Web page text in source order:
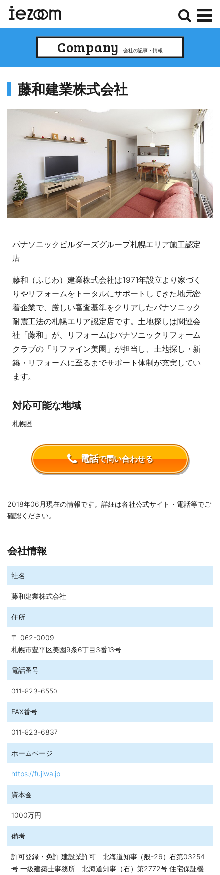
ュ
Company 会社の記事・情報
藤和建業株式会社
パナソニックビルダーズグループ札幌エリア施工認定
店
藤和（ふじわ）建業株式会社は1971年設立より家づく
りやリフォームをトータルにサポートしてきた地元密
着企業で、厳しい審査基準をクリアしたパナソニック
耐震工法の札幌エリア認定店です。土地探しは関連会
社「藤和」が、リフォームはパナソニックリフォーム
クラブの「リファイン美園」が担当し、土地探し・新
築・リフォームに至るまでサポート体制が充実してい
ます。
対応可能な地域
札幌圏
電話で問い合わせる
2018年06月現在の情報です。詳細は各社公式サイト・電話等でご
確認ください。
会社情報
社名
藤和建業株式会社
住所
〒 062-0009
札幌市豊平区美園9条6丁目3番13号
電話番号
011-823-6550
FAX番号
011-823-6837
ホームページ
https://fujiwa.jp
資本金
1000万円
備考
許可登録・免許 建設業許可 北海道知事（般-26）石第03254
号 一級建築士事務所 北海道知事（石）第2772号 住宅保証機